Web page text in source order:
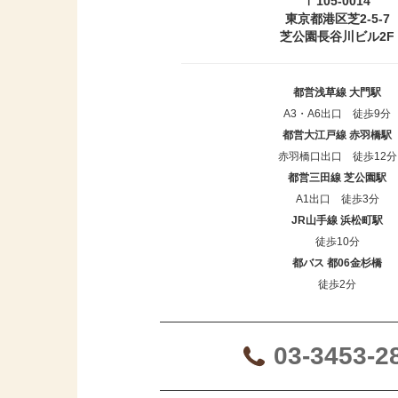
東京都港区芝2-5-7
芝公園長谷川ビル2F
都営浅草線 大門駅
A3・A6出口 徒歩9分
都営大江戸線 赤羽橋駅
赤羽橋口出口 徒歩12分
都営三田線 芝公園駅
A1出口 徒歩3分
JR山手線 浜松町駅
徒歩10分
都バス 都06金杉橋
徒歩2分
03-3453-